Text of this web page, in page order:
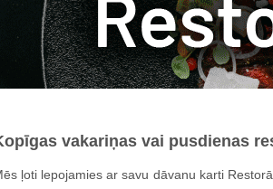
vakariņas vai pusdienas
ļoti lepojamies ar savu dāvanu karti